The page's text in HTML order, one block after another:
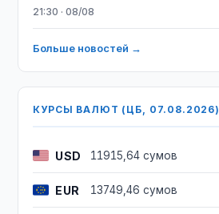
21:30 · 08/08
Больше новостей →
КУРСЫ ВАЛЮТ (ЦБ, 07.08.2026)
USD 11915,64 сумов
EUR 13749,46 сумов